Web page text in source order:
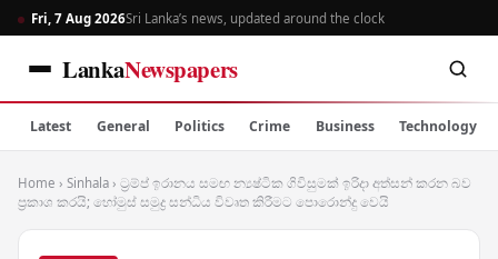
Fri, 7 Aug 2026Sri Lanka’s news, updated around the clock
LankaNewspapers
Latest General Politics Crime Business Technology
Home › Sinhala › ට්‍රම්ප් ඉරානය සමඟ න්‍යෂ්ටික ගිවිසුමක් ඉරිදා අත්සන් කරන බව
ප්‍රකාශ කරයි; හෝමුස් සමුද්‍ර සන්ධිය විවෘත කිරීමට පොරොන්දු වෙයි